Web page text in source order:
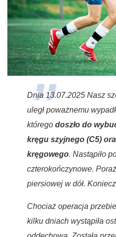
Dnia 13.07.2025 Nasz
uległ poważnemu
którego doszło do
kręgu szyjnego (C5)
kręgowego. Nastąpiło
czterokończynowe.
piersiowej w dół.
Chociaż operacja
kilku dniach wystąpiła